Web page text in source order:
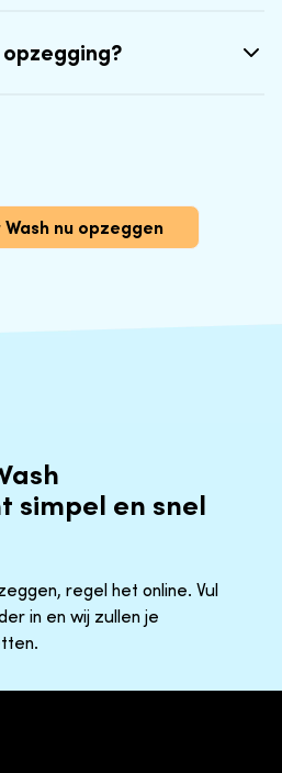
nu opzeggen
simpel en snel
regel het online. Vul
in en wij zullen je